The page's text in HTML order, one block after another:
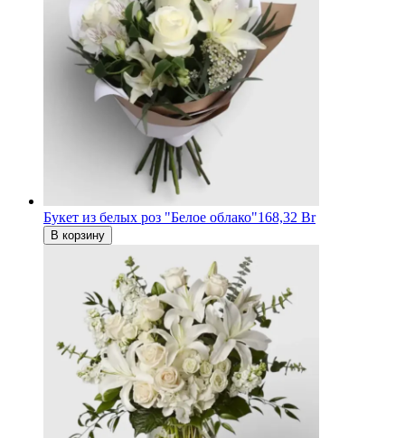
Букет из белых роз "Белое облако"168,32 Br
В корзину